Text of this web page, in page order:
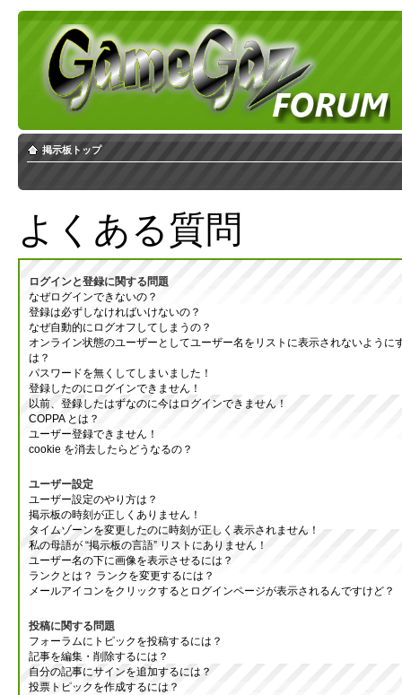
掲示板トップ
よくある質問
ログインと登録に関する問題
なぜログインできないの？
登録は必ずしなければいけないの？
なぜ自動的にログオフしてしまうの？
オンライン状態のユーザーとしてユーザー名をリストに表示されないように
は？
パスワードを無くしてしまいました！
登録したのにログインできません！
以前、登録したはずなのに今はログインできません！
COPPA とは？
ユーザー登録できません！
cookie を消去したらどうなるの？
ユーザー設定
ユーザー設定のやり方は？
掲示板の時刻が正しくありません！
タイムゾーンを変更したのに時刻が正しく表示されません！
私の母語が “掲示板の言語” リストにありません！
ユーザー名の下に画像を表示させるには？
ランクとは？ ランクを変更するには？
メールアイコンをクリックするとログインページが表示されるんですけど？
投稿に関する問題
フォーラムにトピックを投稿するには？
記事を編集・削除するには？
自分の記事にサインを追加するには？
投票トピックを作成するには？